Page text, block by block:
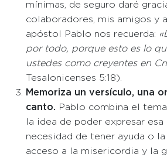
mínimas, de seguro daré
colaboradores, mis amigos y
apóstol Pablo nos recuerda:
por todo, porque esto es lo
ustedes como creyentes en
Tesalonicenses 5:18).
Memoriza un versículo, una
canto. Pablo combina el
la idea de poder expresar
necesidad de tener ayuda o
acceso a la misericordia y la